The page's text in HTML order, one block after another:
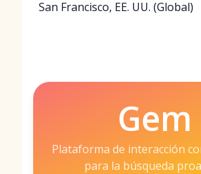
San Francisco, EE. UU. (Global)
Gem
Plataforma de interacción
para la búsqueda